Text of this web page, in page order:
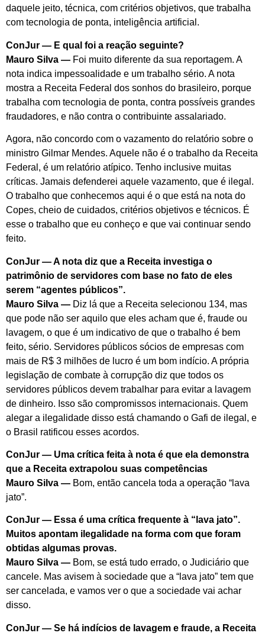
daquele jeito, técnica, com critérios objetivos, que trabalha
com tecnologia de ponta, inteligência artificial.
ConJur — E qual foi a reação seguinte?
Mauro Silva — Foi muito diferente da sua reportagem. A
nota indica impessoalidade e um trabalho sério. A nota
mostra a Receita Federal dos sonhos do brasileiro, porque
trabalha com tecnologia de ponta, contra possíveis grandes
fraudadores, e não contra o contribuinte assalariado.
Agora, não concordo com o vazamento do relatório sobre o
ministro Gilmar Mendes. Aquele não é o trabalho da Receita
Federal, é um relatório atípico. Tenho inclusive muitas
críticas. Jamais defenderei aquele vazamento, que é ilegal.
O trabalho que conhecemos aqui é o que está na nota do
Copes, cheio de cuidados, critérios objetivos e técnicos. É
esse o trabalho que eu conheço e que vai continuar sendo
feito.
ConJur — A nota diz que a Receita investiga o
patrimônio de servidores com base no fato de eles
serem “agentes públicos”.
Mauro Silva — Diz lá que a Receita selecionou 134, mas
que pode não ser aquilo que eles acham que é, fraude ou
lavagem, o que é um indicativo de que o trabalho é bem
feito, sério. Servidores públicos sócios de empresas com
mais de R$ 3 milhões de lucro é um bom indício. A própria
legislação de combate à corrupção diz que todos os
servidores públicos devem trabalhar para evitar a lavagem
de dinheiro. Isso são compromissos internacionais. Quem
alegar a ilegalidade disso está chamando o Gafi de ilegal, e
o Brasil ratificou esses acordos.
ConJur — Uma crítica feita à nota é que ela demonstra
que a Receita extrapolou suas competências
Mauro Silva — Bom, então cancela toda a operação “lava
jato”.
ConJur — Essa é uma crítica frequente à “lava jato”.
Muitos apontam ilegalidade na forma com que foram
obtidas algumas provas.
Mauro Silva — Bom, se está tudo errado, o Judiciário que
cancele. Mas avisem à sociedade que a “lava jato” tem que
ser cancelada, e vamos ver o que a sociedade vai achar
disso.
ConJur — Se há indícios de lavagem e fraude, a Receita